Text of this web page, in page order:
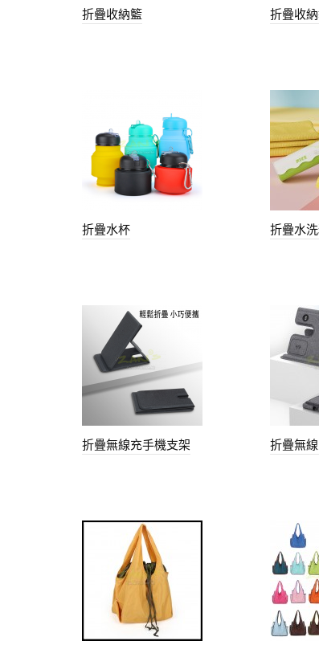
折疊收納籃 折疊收
折疊水杯 折疊水
折疊無線充手機支架 折疊無